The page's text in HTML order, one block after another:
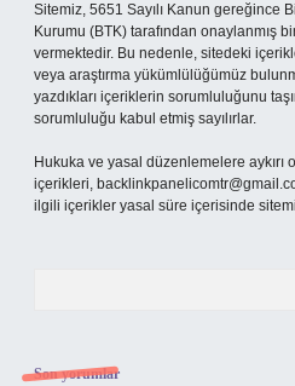
Sitemiz, 5651 Sayılı Kanun gereğince
Kurumu (BTK) tarafından onaylanmış
vermektedir. Bu nedenle, sitedeki
veya araştırma yükümlülüğümüz
yazdıkları içeriklerin sorumluluğunu
sorumluluğu kabul etmiş sayılırlar.
Hukuka ve yasal düzenlemelere
içerikleri,
ilgili içerikler yasal süre içerisinde
Son yorumlar